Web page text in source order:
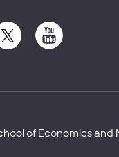
of Economics and